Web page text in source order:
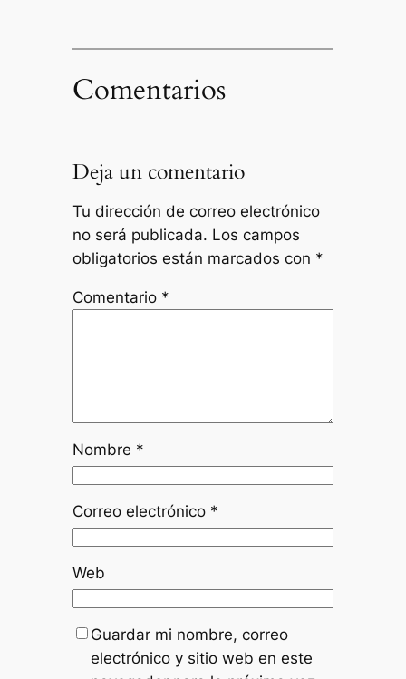
Comentarios
Deja un comentario
Tu dirección de correo electrónico
no será publicada. Los campos
obligatorios están marcados con *
Comentario *
Nombre *
Correo electrónico *
Web
Guardar mi nombre, correo
electrónico y sitio web en este